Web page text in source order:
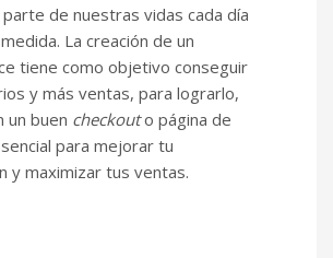
de nuestras vidas cada día
La creación de un
tiene como objetivo conseguir
y más ventas, para lograrlo,
un buen checkouto página de
para mejorar tu
y maximizar tus ventas.